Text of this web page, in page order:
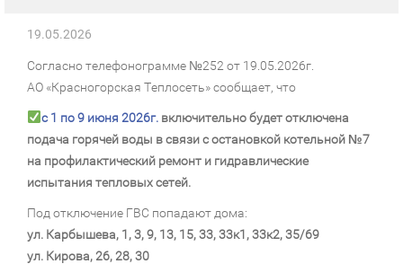
19.05.2026
Согласно телефонограмме №252 от 19.05.2026г.
АО «Красногорская Теплосеть» сообщает, что
с 1 по 9 июня 2026г.включительно будет отключена
подача горячей воды в связи с остановкой котельной №7
на профилактический ремонт и гидравлические
испытания тепловых сетей.
Под отключение ГВС попадают дома:
ул. Карбышева, 1, 3, 9, 13, 15, 33, 33к1, 33к2, 35/69
ул. Кирова, 26, 28, 30